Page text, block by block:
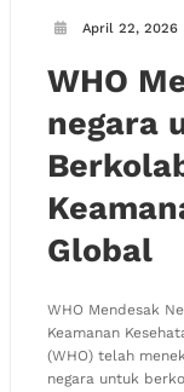
April 22, 2026
WHO
negara
Global
WHO Mendesak
Keamanan
(WHO) telah
negara untuk